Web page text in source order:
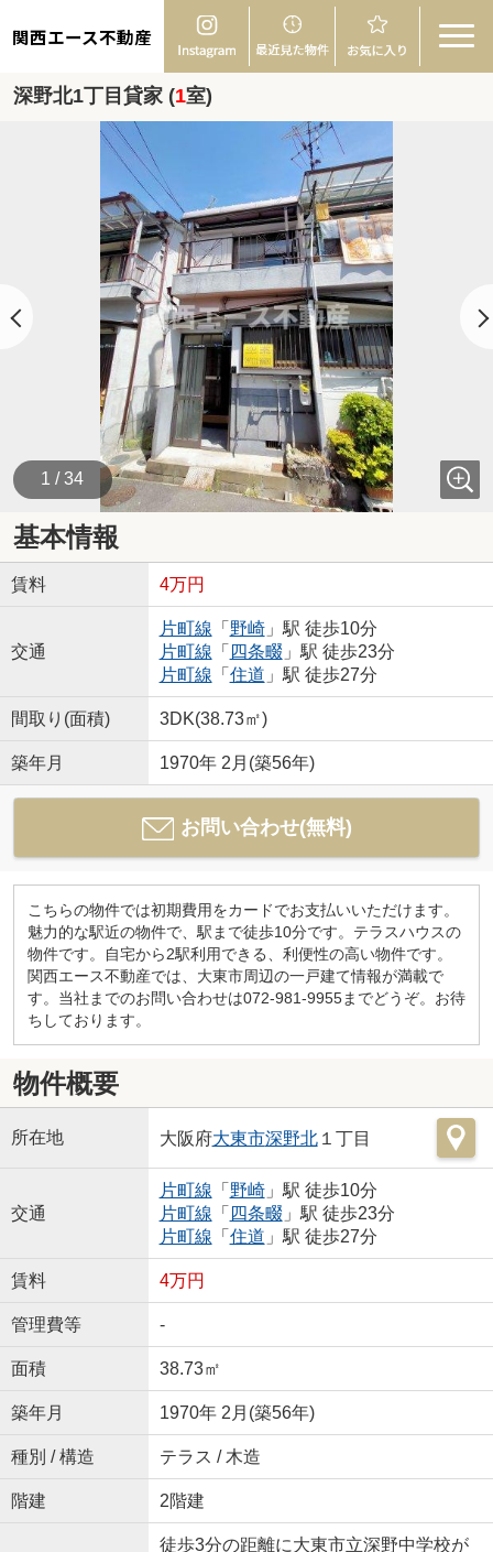
関西エース不動産
深野北1丁目貸家 (1室)
1 / 34
基本情報
賃料 4万円
交通
片町線 「 野崎」駅 徒歩10分
片町線 「 四条畷」駅 徒歩23分
片町線 「 住道 」駅 徒歩27分
間取り(面積) 3DK(38.73㎡)
築年月 1970年 2月(築56年)
お問い合わせ(無料)
こちらの物件では初期費用をカードでお支払いいただけます。
魅力的な駅近の物件で、駅まで徒歩10分です。テラスハウスの
物件です。自宅から2駅利用できる、利便性の高い物件です。
関西エース不動産では、大東市周辺の一戸建て情報が満載で
す。当社までのお問い合わせは072-981-9955までどうぞ。お待
ちしております。
物件概要
所在地 大阪府大東市深野北１丁目
交通
片町線 「 野崎」駅 徒歩10分
片町線 「 四条畷」駅 徒歩23分
片町線 「 住道 」駅 徒歩27分
賃料 4万円
管理費等 -
面積 38.73㎡
築年月 1970年 2月(築56年)
種別 / 構造 テラス / 木造
階建 2階建
徒歩3分の距離に大東市立深野中学校が